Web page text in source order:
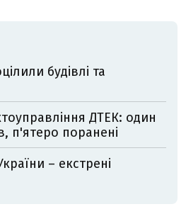
будівлі та
ДТЕК: один
п'ятеро поранені
– екстрені